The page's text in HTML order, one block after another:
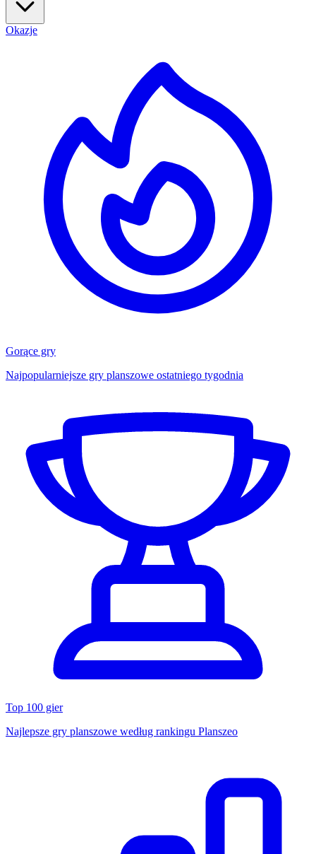
Okazje
Gorące gry
Najpopularniejsze gry planszowe ostatniego tygodnia
Top 100 gier
Najlepsze gry planszowe według rankingu Planszeo